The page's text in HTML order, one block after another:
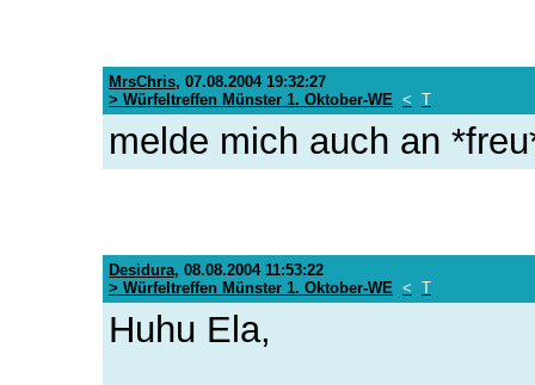
MrsChris, 07.08.2004 19:32:27
> Würfeltreffen Münster 1. Oktober-WE < T
melde mich auch an
Desidura, 08.08.2004 11:53:22
> Würfeltreffen Münster 1. Oktober-WE < T
Huhu Ela,